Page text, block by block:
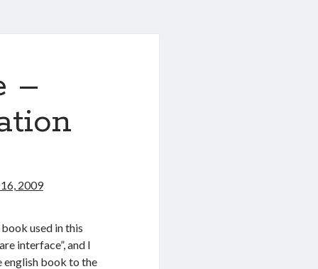
–
2009
book used in this
interface”, and I
english book to the